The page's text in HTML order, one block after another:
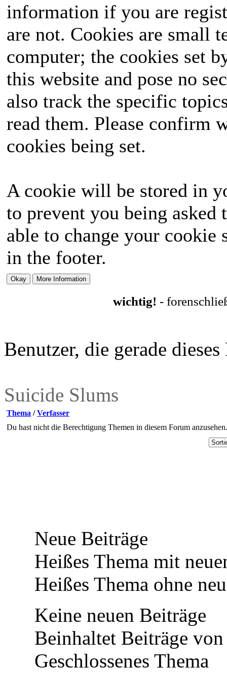
Amt im Land wird in
ausgetragen, das
die Wähler mit seinen
seine Seite ziehen
hervorgehen?
unvergessliches
information if you are
are not. Cookies are small
computer; the cookies set
this website and pose no
also track the specific
read them. Please confirm
cookies being set.
A cookie will be stored in
to prevent you being
able to change your
in the footer.
wichtig! -
Benutzer, die gerade
Suicide Slums
Thema /Verfasser
Du hast nicht die Berechtigung Themen in diesem Forum anzusehen.
Neue Beiträge
Heißes Thema mit
Heißes Thema ohne
Keine neuen Beiträge
Beinhaltet Beiträge
Geschlossenes Thema